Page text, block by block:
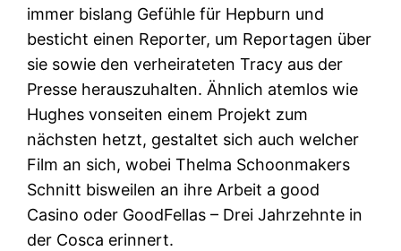
immer bislang Gefühle für Hepburn und
besticht einen Reporter, um Reportagen über
sie sowie den verheirateten Tracy aus der
Presse herauszuhalten. Ähnlich atemlos wie
Hughes vonseiten einem Projekt zum
nächsten hetzt, gestaltet sich auch welcher
Film an sich, wobei Thelma Schoonmakers
Schnitt bisweilen an ihre Arbeit a good
Casino oder GoodFellas – Drei Jahrzehnte in
der Cosca erinnert.